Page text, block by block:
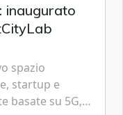
inaugurato
spazio
startup e
basate su 5G,